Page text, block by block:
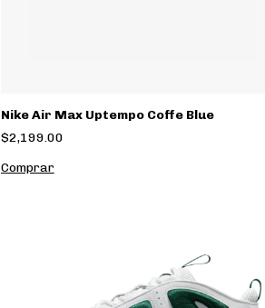
Nike Air Max Uptempo Coffe Blue
$2,199.00
Comprar